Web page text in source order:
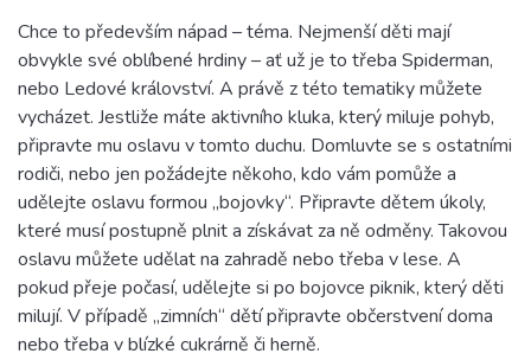
Chce to především nápad – téma. Nejmenší děti mají
obvykle své oblíbené hrdiny – ať už je to třeba Spiderman,
nebo Ledové království. A právě z této tematiky můžete
vycházet. Jestliže máte aktivního kluka, který miluje pohyb,
připravte mu oslavu v tomto duchu. Domluvte se s ostatními
rodiči, nebo jen požádejte někoho, kdo vám pomůže a
udělejte oslavu formou „bojovky“. Připravte dětem úkoly,
které musí postupně plnit a získávat za ně odměny. Takovou
oslavu můžete udělat na zahradě nebo třeba v lese. A
pokud přeje počasí, udělejte si po bojovce piknik, který děti
milují. V případě „zimních“ dětí připravte občerstvení doma
nebo třeba v blízké cukrárně či herně.